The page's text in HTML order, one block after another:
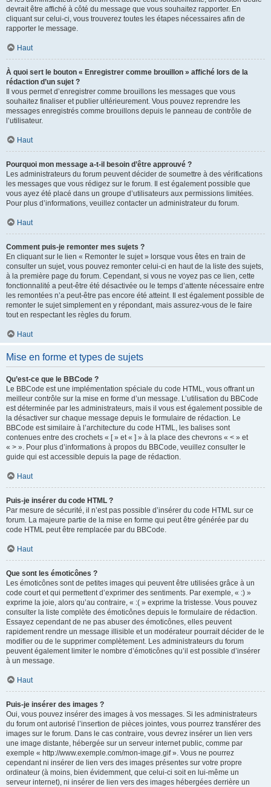
devrait être affiché à côté du message que vous souhaitez rapporter. En
cliquant sur celui-ci, vous trouverez toutes les étapes nécessaires afin de
rapporter le message.
Haut
À quoi sert le bouton « Enregistrer comme brouillon » affiché lors de la
rédaction d’un sujet ?
Il vous permet d’enregistrer comme brouillons les messages que vous
souhaitez finaliser et publier ultérieurement. Vous pouvez reprendre les
messages enregistrés comme brouillons depuis le panneau de contrôle de
l’utilisateur.
Haut
Pourquoi mon message a-t-il besoin d’être approuvé ?
Les administrateurs du forum peuvent décider de soumettre à des vérifications
les messages que vous rédigez sur le forum. Il est également possible que
vous ayez été placé dans un groupe d’utilisateurs aux permissions limitées.
Pour plus d’informations, veuillez contacter un administrateur du forum.
Haut
Comment puis-je remonter mes sujets ?
En cliquant sur le lien « Remonter le sujet » lorsque vous êtes en train de
consulter un sujet, vous pouvez remonter celui-ci en haut de la liste des sujets,
à la première page du forum. Cependant, si vous ne voyez pas ce lien, cette
fonctionnalité a peut-être été désactivée ou le temps d’attente nécessaire entre
les remontées n’a peut-être pas encore été atteint. Il est également possible de
remonter le sujet simplement en y répondant, mais assurez-vous de le faire
tout en respectant les règles du forum.
Haut
Mise en forme et types de sujets
Qu’est-ce que le BBCode ?
Le BBCode est une implémentation spéciale du code HTML, vous offrant un
meilleur contrôle sur la mise en forme d’un message. L’utilisation du BBCode
est déterminée par les administrateurs, mais il vous est également possible de
la désactiver sur chaque message depuis le formulaire de rédaction. Le
BBCode est similaire à l’architecture du code HTML, les balises sont
contenues entre des crochets « [ » et « ] » à la place des chevrons « < » et
« > ». Pour plus d’informations à propos du BBCode, veuillez consulter le
guide qui est accessible depuis la page de rédaction.
Haut
Puis-je insérer du code HTML ?
Par mesure de sécurité, il n’est pas possible d’insérer du code HTML sur ce
forum. La majeure partie de la mise en forme qui peut être générée par du
code HTML peut être remplacée par du BBCode.
Haut
Que sont les émoticônes ?
Les émoticônes sont de petites images qui peuvent être utilisées grâce à un
code court et qui permettent d’exprimer des sentiments. Par exemple, « :) »
exprime la joie, alors qu’au contraire, « :( » exprime la tristesse. Vous pouvez
consulter la liste complète des émoticônes depuis le formulaire de rédaction.
Essayez cependant de ne pas abuser des émoticônes, elles peuvent
rapidement rendre un message illisible et un modérateur pourrait décider de le
modifier ou de le supprimer complètement. Les administrateurs du forum
peuvent également limiter le nombre d’émoticônes qu’il est possible d’insérer
à un message.
Haut
Puis-je insérer des images ?
Oui, vous pouvez insérer des images à vos messages. Si les administrateurs
du forum ont autorisé l’insertion de pièces jointes, vous pourrez transférer des
images sur le forum. Dans le cas contraire, vous devrez insérer un lien vers
une image distante, hébergée sur un serveur internet public, comme par
exemple « http://www.exemple.com/mon-image.gif ». Vous ne pourrez
cependant ni insérer de lien vers des images présentes sur votre propre
ordinateur (à moins, bien évidemment, que celui-ci soit en lui-même un
serveur internet), ni insérer de lien vers des images hébergées derrière un